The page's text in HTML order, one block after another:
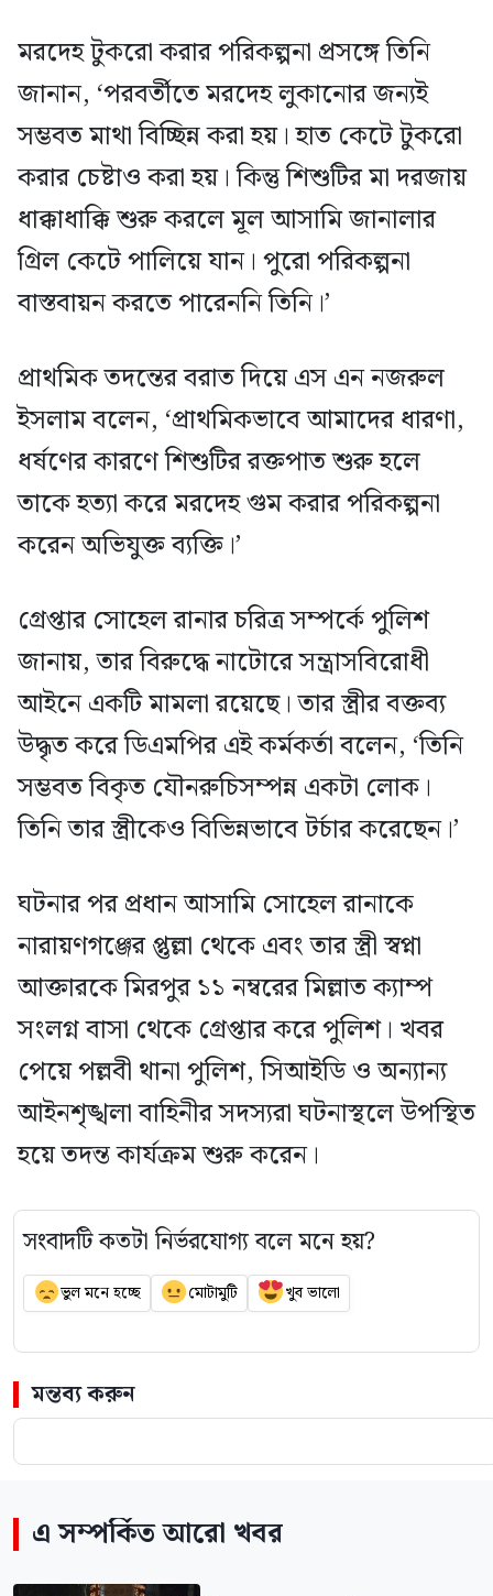
মরদেহ টুকরো করার পরিকল্পনা প্রসঙ্গে তিনি
জানান, ‘পরবর্তীতে মরদেহ লুকানোর জন্যই
সম্ভবত মাথা বিচ্ছিন্ন করা হয়। হাত কেটে টুকরো
করার চেষ্টাও করা হয়। কিন্তু শিশুটির মা দরজায়
ধাক্কাধাক্কি শুরু করলে মূল আসামি জানালার
গ্রিল কেটে পালিয়ে যান। পুরো পরিকল্পনা
বাস্তবায়ন করতে পারেননি তিনি।’
প্রাথমিক তদন্তের বরাত দিয়ে এস এন নজরুল
ইসলাম বলেন, ‘প্রাথমিকভাবে আমাদের ধারণা,
ধর্ষণের কারণে শিশুটির রক্তপাত শুরু হলে
তাকে হত্যা করে মরদেহ গুম করার পরিকল্পনা
করেন অভিযুক্ত ব্যক্তি।’
গ্রেপ্তার সোহেল রানার চরিত্র সম্পর্কে পুলিশ
জানায়, তার বিরুদ্ধে নাটোরে সন্ত্রাসবিরোধী
আইনে একটি মামলা রয়েছে। তার স্ত্রীর বক্তব্য
উদ্ধৃত করে ডিএমপির এই কর্মকর্তা বলেন, ‘তিনি
সম্ভবত বিকৃত যৌনরুচিসম্পন্ন একটা লোক।
তিনি তার স্ত্রীকেও বিভিন্নভাবে টর্চার করেছেন।’
ঘটনার পর প্রধান আসামি সোহেল রানাকে
নারায়ণগঞ্জের প্তুল্লা থেকে এবং তার স্ত্রী স্বপ্না
আক্তারকে মিরপুর ১১ নম্বরের মিল্লাত ক্যাম্প
সংলগ্ন বাসা থেকে গ্রেপ্তার করে পুলিশ। খবর
পেয়ে পল্লবী থানা পুলিশ, সিআইডি ও অন্যান্য
আইনশৃঙ্খলা বাহিনীর সদস্যরা ঘটনাস্থলে উপস্থিত
হয়ে তদন্ত কার্যক্রম শুরু করেন।
সংবাদটি কতটা নির্ভরযোগ্য বলে মনে হয়?
ভুল মনে হচ্ছে মোটামুটি খুব ভালো
মন্তব্য করুন
এ সম্পর্কিত আরো খবর